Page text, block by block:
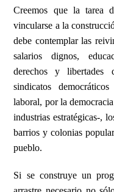
Creemos que la tarea
vincularse a la
debe contemplar las
salarios dignos,
derechos y libertades
sindicatos
laboral, por la
industrias estratégicas-,
barrios y colonias
pueblo.
Si se construye un